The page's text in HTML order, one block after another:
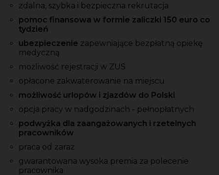
zdalna, szybka i bezpieczna rekrutacja
pomoc finansowa w formie zaliczki 150 euro co
tydzień
ubezpieczenie zapewniające bezpłatną opiekę
medyczną
możliwość rejestracji w ZUS
opłacone zakwaterowanie na miejscu
możliwość urlopów i zjazdów do Polski
opcja pracy w nadgodzinach - pełnopłatnych
podwyżka dla zaangażowanych i rzetelnych
pracowników
praca od zaraz
gwarantowana wysoka premia za polecenie
pracownika